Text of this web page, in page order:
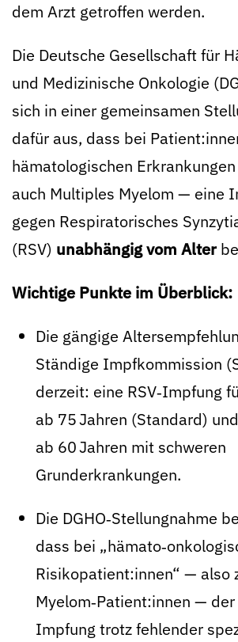
dem Arzt getroffen werden.
Die Deutsche Gesellschaft für
und Medizinische Onkologie
sich in einer gemeinsamen
dafür aus, dass bei
hämatologischen
auch Multiples Myelom — eine
gegen Respiratorisches
(RSV) unabhängig vom Alter
Wichtige Punkte im Überblick:
Die gängige
Ständige Impfkommission
derzeit: eine RSV‑Impfung
ab 75 Jahren (Standard)
ab 60 Jahren mit schweren
Grunderkrankungen.
Die DGHO‑Stellungnahme
dass bei
Risikopatient:innen“ — also
Myelom‑Patient:innen —
Impfung trotz fehlender